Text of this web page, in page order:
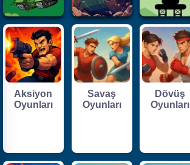
Aksiyon
Oyunları
Savaş
Oyunları
Dövüş
Oyunları